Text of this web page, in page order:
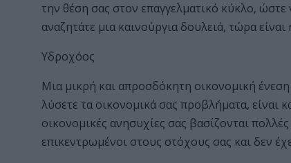
την θέση σας στον επαγγελματικό κύκλο,
αναζητάτε μια καινούργια δουλειά, τώρα
Υδροχόος
Μια μικρή και απροσδόκητη οικονομική
λύσετε τα οικονομικά σας προβλήματα,
οικονομικές ανησυχίες σας βασίζονται
επικεντρωμένοι στους στόχους σας και δεν